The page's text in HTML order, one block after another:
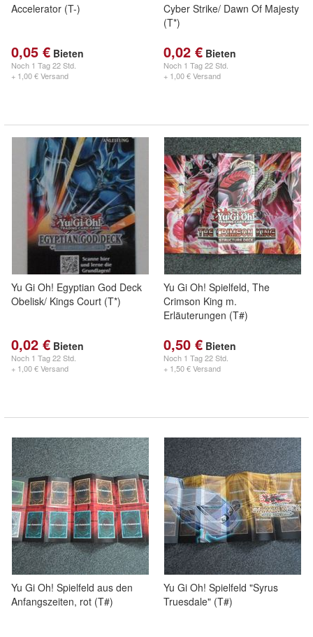
Accelerator (T-)
0,05 € Bieten
Noch 1 Tag 22 Std.
+ 1,00 € Versand
Cyber Strike/ Dawn Of Majesty
(T*)
0,02 € Bieten
Noch 1 Tag 22 Std.
+ 1,00 € Versand
Yu Gi Oh! Egyptian God Deck
Obelisk/ Kings Court (T*)
0,02 € Bieten
Noch 1 Tag 22 Std.
+ 1,00 € Versand
Yu Gi Oh! Spielfeld, The
Crimson King m.
Erläuterungen (T#)
0,50 € Bieten
Noch 1 Tag 22 Std.
+ 1,50 € Versand
Yu Gi Oh! Spielfeld aus den
Anfangszeiten, rot (T#)
Yu Gi Oh! Spielfeld "Syrus
Truesdale" (T#)